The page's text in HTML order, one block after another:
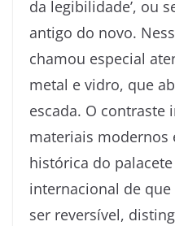
da legibilidade’, ou
antigo do novo.
chamou especial
metal e vidro, que
escada. O contraste
materiais modernos
histórica do
internacional de
ser reversível,